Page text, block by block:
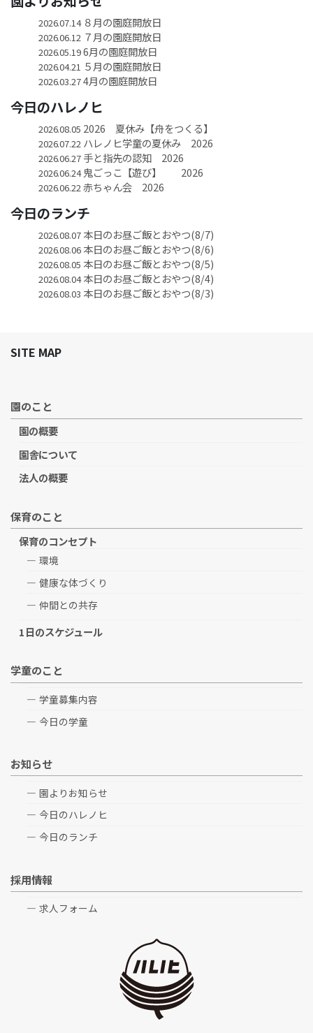
2026.07.14８月の園庭開放日
2026.06.12７月の園庭開放日
2026.05.196月の園庭開放日
2026.04.21 ５月の園庭開放日
2026.03.274月の園庭開放日
今日のハレノヒ
2026.08.05 2026 夏休み【舟をつくる】
2026.07.22ハレノヒ学童の夏休み 2026
2026.06.27手と指先の認知 2026
2026.06.24鬼ごっこ【遊び】 2026
2026.06.22赤ちゃん会 2026
今日のランチ
2026.08.07本日のお昼ご飯とおやつ(8/7)
2026.08.06本日のお昼ご飯とおやつ(8/6)
2026.08.05 本日のお昼ご飯とおやつ(8/5)
2026.08.04本日のお昼ご飯とおやつ(8/4)
2026.08.03 本日のお昼ご飯とおやつ(8/3)
SITE MAP
園のこと
園の概要
園舎について
法人の概要
保育のこと
保育のコンセプト
環境
健康な体づくり
仲間との共存
1日のスケジュール
学童のこと
学童募集内容
今日の学童
お知らせ
園よりお知らせ
今日のハレノヒ
今日のランチ
採用情報
求人フォーム